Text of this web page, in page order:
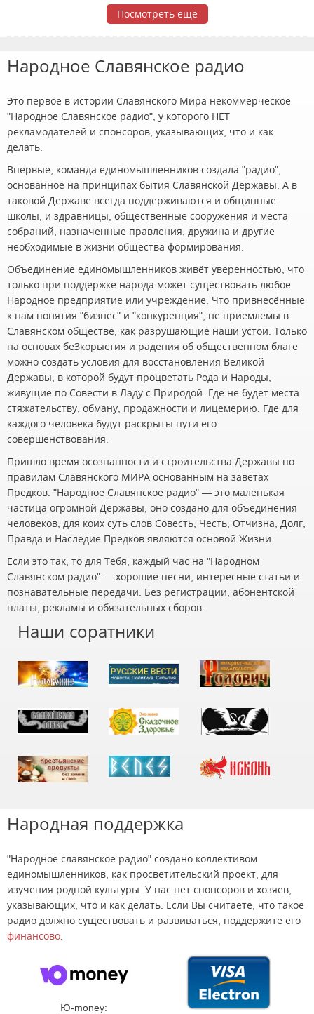
Посмотреть ещё
Народное Славянское радио
Это первое в истории Славянского Мира некоммерческое
"Народное Славянское радио", у которого НЕТ
рекламодателей и спонсоров, указывающих, что и как
делать.
Впервые, команда единомышленников создала "радио",
основанное на принципах бытия Славянской Державы. А в
таковой Державе всегда поддерживаются и общинные
школы, и здравницы, общественные сооружения и места
собраний, назначенные правления, дружина и другие
необходимые в жизни общества формирования.
Объединение единомышленников живёт уверенностью, что
только при поддержке народа может существовать любое
Народное предприятие или учреждение. Что привнесённые
к нам понятия "бизнес" и "конкуренция", не приемлемы в
Славянском обществе, как разрушающие наши устои. Только
на основах беЗкорыстия и радения об общественном благе
можно создать условия для восстановления Великой
Державы, в которой будут процветать Рода и Народы,
живущие по Совести в Ладу с Природой. Где не будет места
стяжательству, обману, продажности и лицемерию. Где для
каждого человека будут раскрыты пути его
совершенствования.
Пришло время осознанности и строительства Державы по
правилам Славянского МИРА основанным на заветах
Предков. "Народное Славянское радио" — это маленькая
частица огромной Державы, оно создано для объединения
человеков, для коих суть слов Совесть, Честь, Отчизна, Долг,
Правда и Наследие Предков являются основой Жизни.
Если это так, то для Тебя, каждый час на "Народном
Славянском радио" — хорошие песни, интересные статьи и
познавательные передачи. Без регистрации, абонентской
платы, рекламы и обязательных сборов.
Наши соратники
Народная поддержка
"Народное славянское радио" создано коллективом
единомышленников, как просветительский проект, для
изучения родной культуры. У нас нет спонсоров и хозяев,
указывающих, что и как делать. Если Вы считаете, что такое
радио должно существовать и развиваться, поддержите его
финансово
Ю-money: